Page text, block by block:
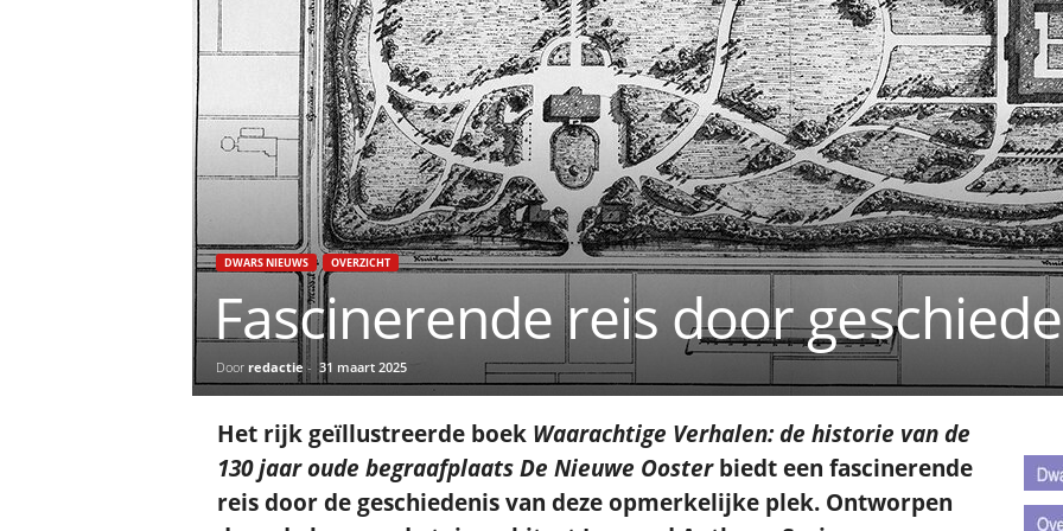
DWARS NIEUWS OVERZICHT
Fascinerende reis door
Door redactie - 31 maart 2025
Het rijk geïllustreerde boek Waarachtige Verhalen: de historie van de
130 jaar oude begraafplaats De Nieuwe Oosterbiedt een fascinerende
reis door de geschiedenis van deze opmerkelijke plek. Ontworpen